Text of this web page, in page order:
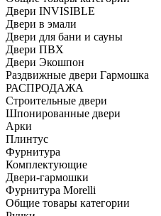
Двери INVISIBLE
Двери в эмали
Двери для бани и сауны
Двери ПВХ
Двери Экошпон
Раздвижные двери Гармошка
РАСПРОДАЖА
Строительные двери
Шпонированные двери
Арки
Плинтус
Фурнитура
Комплектующие
Двери-гармошки
Фурнитура Morelli
Общие товары категории